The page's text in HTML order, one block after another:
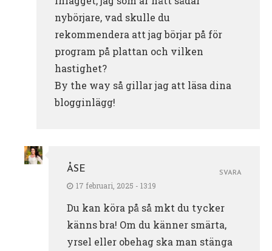
nybörjare, vad skulle du
rekommendera att jag börjar på för
program på plattan och vilken
hastighet?
By the way så gillar jag att läsa dina
blogginlägg!
ÅSE
17 februari, 2025 - 13:19
Du kan köra på så mkt du tycker
känns bra! Om du känner smärta,
yrsel eller obehag ska man stänga
SVARA